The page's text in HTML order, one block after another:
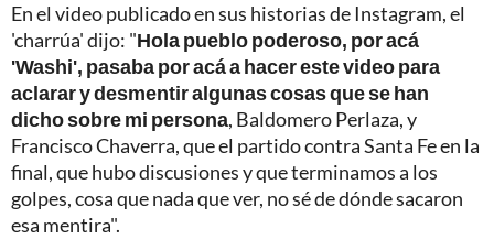
En el video publicado en sus historias de Instagram, el
'charrúa' dijo: "Hola pueblo poderoso, por acá
'Washi', pasaba por acá a hacer este video para
aclarar y desmentir algunas cosas que se han
dicho sobre mi persona, Baldomero Perlaza, y
Francisco Chaverra, que el partido contra Santa Fe en la
final, que hubo discusiones y que terminamos a los
golpes, cosa que nada que ver, no sé de dónde sacaron
esa mentira".